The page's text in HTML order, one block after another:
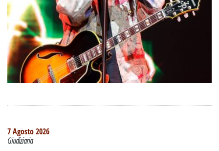
7 Agosto 2026
Giudiziaria